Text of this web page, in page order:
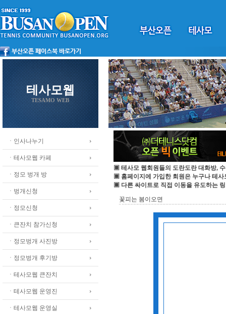
테사모웹
TESAMO WEB
ㆍ인사나누기
ㆍ테사모웹 카페
ㆍ정모 벙개 방
ㆍ벙개신청
ㆍ정모신청
ㆍ큰잔치 참가신청
ㆍ정모벙개 사진방
ㆍ정모벙개 후기방
ㆍ테사모웹 큰잔치
ㆍ테사모웹 운영진
ㆍ테사모웹 운영실
▣ 테사모 웹회원들의 도란도란 대화방,
▣ 홈페이지에 가입한 회원은 누구나 테사
▣ 다른 싸이트로 직접 이동을 유도하는
꽃피는 봄이오면